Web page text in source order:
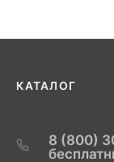
КАТАЛОГ
8 (800)